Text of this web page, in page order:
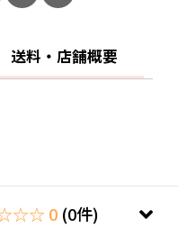
送料・店舗概要
0 (0件)